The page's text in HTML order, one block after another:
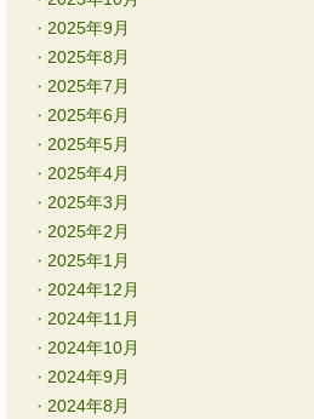
2025年9月
2025年8月
2025年7月
2025年6月
2025年5月
2025年4月
2025年3月
2025年2月
2025年1月
2024年12月
2024年11月
2024年10月
2024年9月
2024年8月